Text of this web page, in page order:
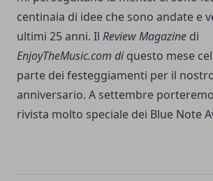
centinaia di idee che sono andate e
ultimi 25 anni. Il Review Magazine di
EnjoyTheMusic.com diquesto mese
parte dei festeggiamenti per il
anniversario. A settembre
rivista molto speciale dei Blue Note